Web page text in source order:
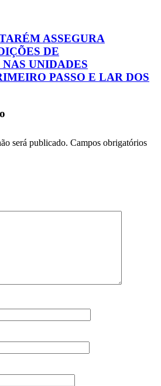
ASSEGURA
DE
UNIDADES
PASSO E LAR DOS
será publicado. Campos obrigatórios